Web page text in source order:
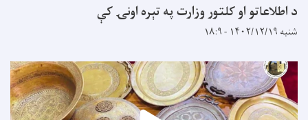
د اطلاعاتو او کلتور وزارت په تېره اونۍ کې
شنبه ۱۴۰۲/۱۲/۱۹ - ۱۸:۹